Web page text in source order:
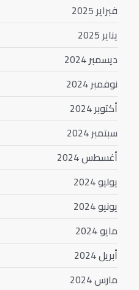
فبراير 2025
يناير 2025
ديسمبر 2024
نوفمبر 2024
أكتوبر 2024
سبتمبر 2024
أغسطس 2024
يوليو 2024
يونيو 2024
مايو 2024
أبريل 2024
مارس 2024